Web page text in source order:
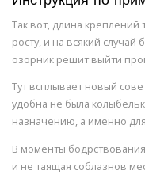
Так вот, длина
росту, и на всякий
озорник решит выйти
Тут всплывает новый
удобна не была
назначению, а именно
В моменты
и не таящая соблазнов